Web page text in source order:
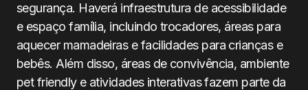
segurança. Haverá infraestrutura de acessibilidade
e espaço família, incluindo trocadores, áreas para
aquecer mamadeiras e facilidades para crianças e
bebês. Além disso, áreas de convivência, ambiente
pet friendly e atividades interativas fazem parte da